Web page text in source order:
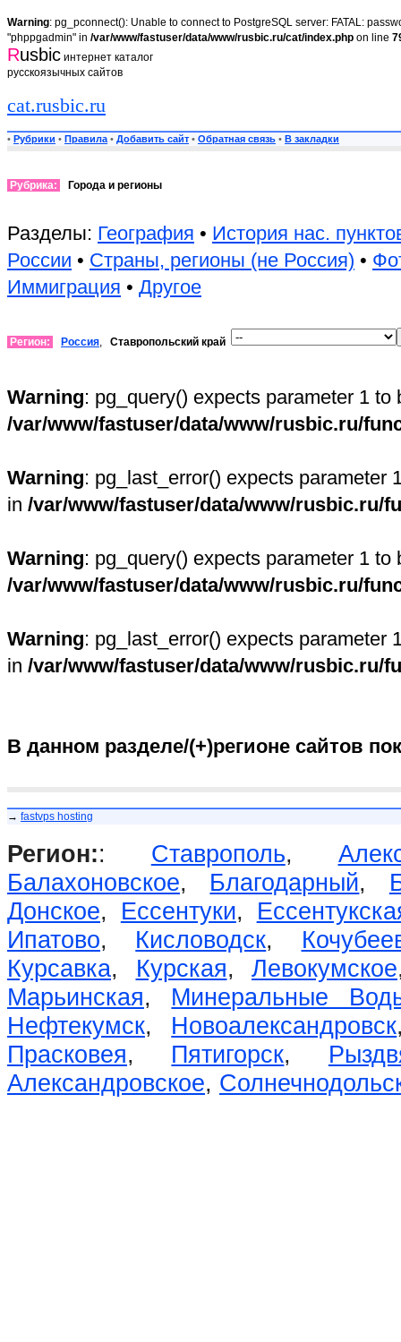
Warning: pg_pconnect(): Unable to connect to PostgreSQL server: FATAL:
"phppgadmin" in /var/www/fastuser/data/www/rusbic.ru/cat/index.php on line
Rusbic интернет каталог
русскоязычных сайтов
cat.rusbic.ru
• Рубрики • Правила • Добавить сайт • Обратная связь • В закладки
Рубрика: Города и регионы
Разделы: География • История нас.
России • Страны, регионы (не Россия) •
Иммиграция • Другое
Регион: Россия, Ставропольский край
Warning: pg_query() expects parameter 1
/var/www/fastuser/data/www/rusbic.ru/
Warning: pg_last_error() expects parameter
in /var/www/fastuser/data/www/rusbic.ru/
Warning: pg_query() expects parameter 1
/var/www/fastuser/data/www/rusbic.ru/
Warning: pg_last_error() expects parameter
in /var/www/fastuser/data/www/rusbic.ru/
В данном разделе/(+)регионе сайтов
→ fastvps hosting
Регион:: Ставрополь,
Балахоновское, Благодарный,
Донское, Ессентуки,
Ипатово, Кисловодск,
Курсавка, Курская, Левокумское
Марьинская, Минеральные
Нефтекумск, Новоалександровск
Прасковея, Пятигорск,
Александровское,